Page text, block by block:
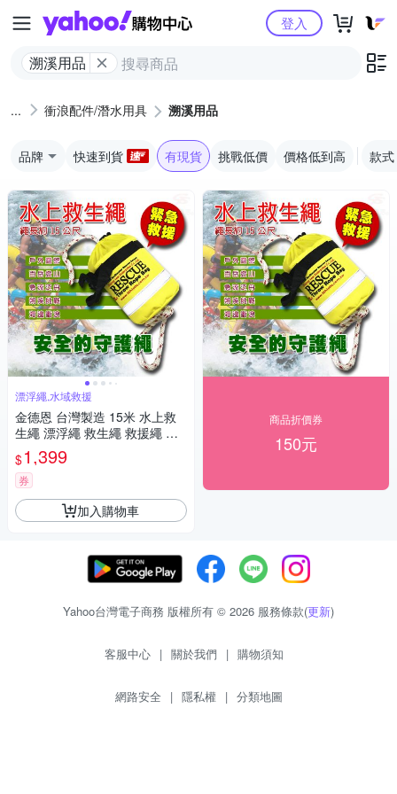
Yahoo購物中心
溯溪用品
登入
衝浪配件/潛水用具 溯溪用品
品牌 快速到貨 有現貨 挑戰低價 價格低到高 款式
漂浮繩,水域救援
金德恩 台灣製造 15米 水上救
生繩 漂浮繩 救生繩 救援繩 浮
水繩 求生繩 拋繩器 水上救生繩
救生 救援
$1,399
券
加入購物車
商品折價券
150元
Yahoo台灣電子商務 版權所有 © 2026 服務條款(更新)
客服中心 | 關於我們 | 購物須知
網路安全 | 隱私權 | 分類地圖